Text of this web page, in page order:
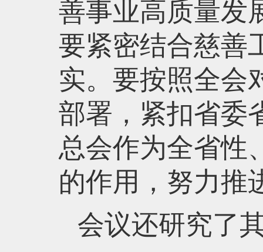
善事业高质量发
要紧密结合慈善
实。要按照全会
部署，紧扣省委
总会作为全省性
的作用，努力推
会议还研究了